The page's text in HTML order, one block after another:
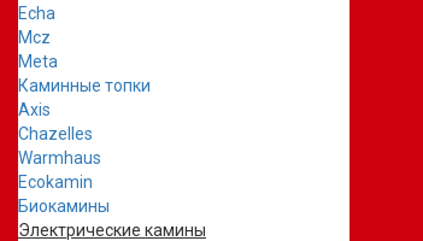
Echa
Mcz
Meta
Каминные топки
Axis
Chazelles
Warmhaus
Ecokamin
Биокамины
Электрические камины